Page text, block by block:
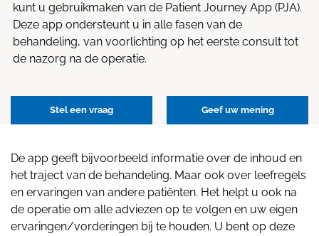
kunt u gebruikmaken van de Patient Journey App (PJA).
Deze app ondersteunt u in alle fasen van de
behandeling, van voorlichting op het eerste consult tot
de nazorg na de operatie.
Stel een vraag Geef uw mening
De app geeft bijvoorbeeld informatie over de inhoud en
het traject van de behandeling. Maar ook over leefregels
en ervaringen van andere patiënten. Het helpt u ook na
de operatie om alle adviezen op te volgen en uw eigen
ervaringen/vorderingen bij te houden. U bent op deze